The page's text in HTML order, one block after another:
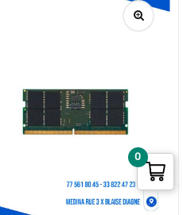
0